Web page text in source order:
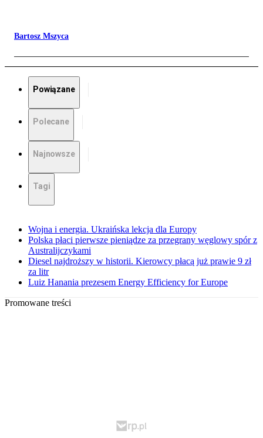
Bartosz Mszyca
Powiązane
Polecane
Najnowsze
Tagi
Wojna i energia. Ukraińska lekcja dla Europy
Polska płaci pierwsze pieniądze za przegrany węglowy spór z
Australijczykami
Diesel najdroższy w historii. Kierowcy płacą już prawie 9 zł
za litr
Luiz Hanania prezesem Energy Efficiency for Europe
Promowane treści